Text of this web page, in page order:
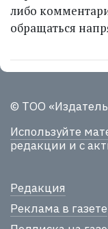
либо
обращаться
© ТОО
Используйте
редакции и с
Редакция
Реклама в газете